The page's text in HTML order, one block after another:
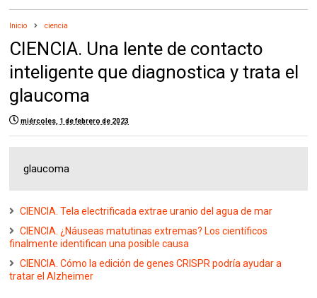
Inicio ciencia
CIENCIA. Una lente de contacto
inteligente que diagnostica y trata el
glaucoma
miércoles, 1 de febrero de 2023
glaucoma
CIENCIA. Tela electrificada extrae uranio del agua de mar
CIENCIA. ¿Náuseas matutinas extremas? Los científicos
finalmente identifican una posible causa
CIENCIA. Cómo la edición de genes CRISPR podría ayudar a
tratar el Alzheimer